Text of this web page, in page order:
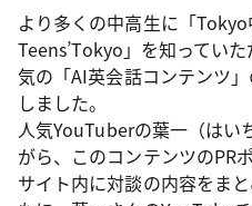
より多くの中高生に「
Teens’Tokyo」を知ってい
気の「AI英会話コンテンツ
しました。
人気YouTuberの葉一（はい
がら、このコンテンツのPR
サイト内に対談の内容をま